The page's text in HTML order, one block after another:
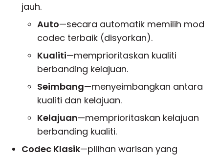
jauh.
Auto—secara automatik memilih mod
codec terbaik (disyorkan).
Kualiti—memprioritaskan kualiti
berbanding kelajuan.
Seimbang—menyeimbangkan antara
kualiti dan kelajuan.
Kelajuan—memprioritaskan kelajuan
berbanding kualiti.
Codec Klasik—pilihan warisan yang